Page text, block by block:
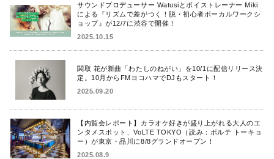
サウンドプロデューサー Watusiとボイストレーナー Miki
による『リズムで差がつく！脱・初心者ボーカルワークシ
ョップ』が12/7に渋谷で開催！
2025.10.15
関取 花が新曲「わたしのねがい」を10/1に配信リリース決
定。10月からFMヨコハマでDJもスタート！
2025.09.20
【内覧会レポート】カラオケ好きが盛り上がれる大人のエ
ンタメスポット、VoLTE TOKYO（読み：ボルテ トーキョ
ー）が東京・品川に8/8グランドオープン！
2025.08.9